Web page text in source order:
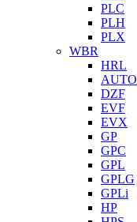
PLC
PLH
PLX
WBR
HRL
AUTO
DZF
EVF
EVX
GP
GPC
GPL
GPLG
GPLi
HP